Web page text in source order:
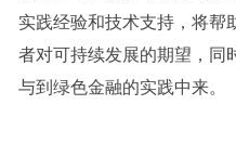
实践经验和技术支持，将帮
者对可持续发展的期望，同
与到绿色金融的实践中来。